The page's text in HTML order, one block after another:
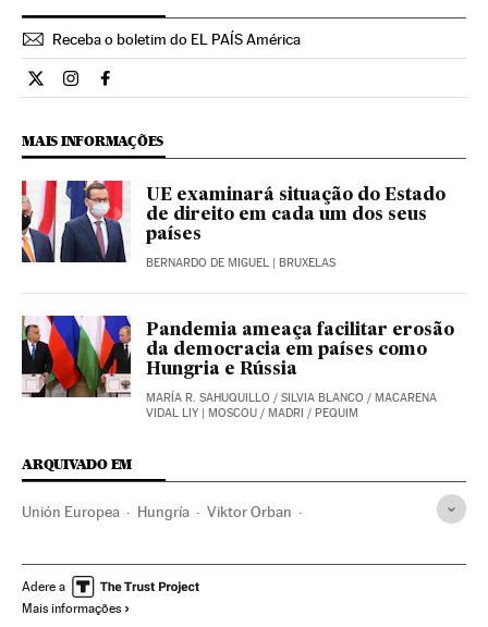
Receba o boletim do EL PAÍS América
Internacional El País Brasil en Twitter
Internacional El País Brasil en Instagram
Internacional El País Brasil en Facebook
MAIS INFORMAÇÕES
UE examinará situação do Estado
de direito em cada um dos seus
países
BERNARDO DE MIGUEL | BRUXELAS
Pandemia ameaça facilitar erosão
da democracia em países como
Hungria e Rússia
MARÍA R. SAHUQUILLO / SILVIA BLANCO / MACARENA
VIDAL LIY | MOSCOU / MADRI / PEQUIM
ARQUIVADO EM
Unión Europea Hungría Viktor Orban
Adere a
Mais informações